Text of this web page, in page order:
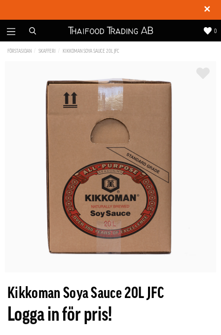
✕
0
FÖRSTASIDAN SKAFFERI KIKKOMAN SOYA SAUCE 20L JFC
Kikkoman Soya Sauce 20L JFC
Logga in för pris!